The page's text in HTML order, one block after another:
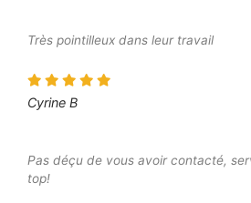
Très pointilleux dans leur travail
Cyrine B
Pas déçu de vous avoir contacté,
top!